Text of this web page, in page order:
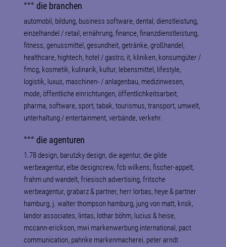
°°° die branchen
automobil, bildung, business software, dental, dienstleistung,
einzelhandel / retail, ernährung, finance, finanzdienstleistung,
fitness, genussmittel, gesundheit, getränke, großhandel,
healthcare, hightech, hotel / gastro, it, kliniken, konsumgüter /
fmcg, kosmetik, kulinarik, kultur, lebensmittel, lifestyle,
logistik, luxus, maschinen- / anlagenbau, medizinwesen,
mode, öffentliche einrichtungen, öffentlichkeitsarbeit,
pharma, software, sport, tabak, tourismus, transport, umwelt,
unterhaltung / entertainment, verbände, verkehr.
°°° die agenturen
1.78 design, barutzky design, die agentur, die gilde
werbeagentur, elbe designcrew, fcb wilkens, fischer-appelt,
frahm und wandelt, friesisch advertising, fritsche
werbeagentur, grabarz & partner, herr lorbas, heye & partner
hamburg, j. walter thompson hamburg, jung von matt, knsk,
landor associates, lintas, lothar böhm, lucius & heise,
mccann-erickson, mwi markenwerbung international, pact
communication, pahnke markenmacherei, peter arndt